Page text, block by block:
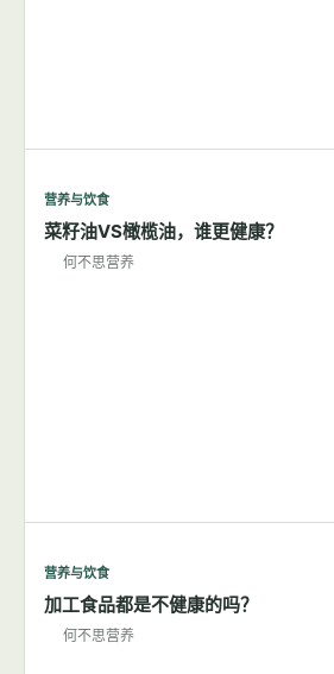
营养与饮食
菜籽油VS橄榄油，谁更健康？
何不思营养
营养与饮食
加工食品都是不健康的吗？
何不思营养